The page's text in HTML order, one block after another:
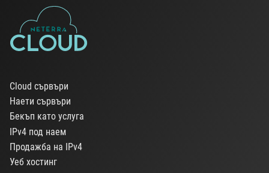
Cloud сървъри
Наети сървъри
Бекъп като услуга
IPv4 под наем
Продажба на IPv4
Уеб хостинг